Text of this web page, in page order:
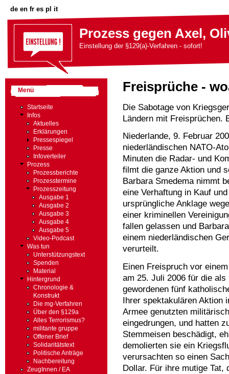
de en fr es pl it
Prozess gegen Axel,
Einstellung der §129(a)-Verfahren - sofort!
Freisprüche -
Die Sabotage von
Ländern mit Freisprüchen.
Niederlande, 9. Februar
niederländischen NATO-
Minuten die Radar- und
filmt die ganze Aktion und
Barbara Smedema nimmt
eine Verhaftung in Kauf
ursprüngliche Anklage
einer kriminellen
fallen gelassen und
einem niederländischen
verurteilt.
Einen Freispruch vor
am 25. Juli 2006 für die
gewordenen fünf
Ihrer spektakulären Aktion
Armee genutzten
eingedrungen, und hatten
Stemmeisen beschädigt,
demolierten sie ein
verursachten so einen
Dollar. Für ihre mutige
Menü
Startseite
Infos
Aktuelles
Erklärungen
Pressespiegel
Presse
Infoverteiler
Prozess
Prozessberichte
Prozesstermine
Prozesszeitung
Ausgabe 1
Ausgabe 2
Ausgabe 3
Ausgabe 4
Ausgabe 5
Video-Podcast
Was tun
Unterstützungstext
Spenden
Material
Hintergrund
Chronologie &
Konstrukt
Die mg-Verfahren
Über den §129a
Alles Terrorismus?
militante gruppe
Offener Brief
Solidaritätstext
Politische Anträge
Nachbereitung
ZeugInnen / EA